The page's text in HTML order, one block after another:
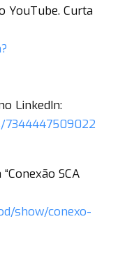
YouTube. Curta
LinkedIn:
7344447509022
SCA
show/conexo-